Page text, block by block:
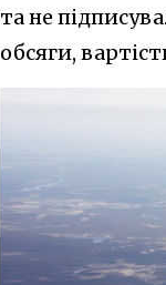
та не
обсяги,